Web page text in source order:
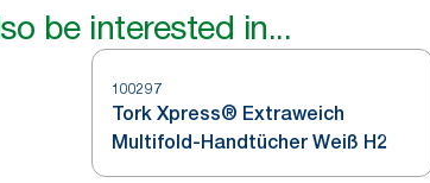
be interested in...
100297
Tork Xpress® Extraweich
Multifold-Handtücher Weiß H2